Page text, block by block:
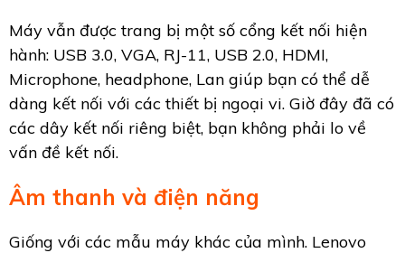
Máy vẫn được trang bị một số cổng kết nối hiện
hành: USB 3.0, VGA, RJ-11, USB 2.0, HDMI,
Microphone, headphone, Lan giúp bạn có thể dễ
dàng kết nối với các thiết bị ngoại vi. Giờ đây đã có
các dây kết nối riêng biệt, bạn không phải lo về
vấn đề kết nối.
Âm thanh và điện năng
Giống với các mẫu máy khác của mình. Lenovo